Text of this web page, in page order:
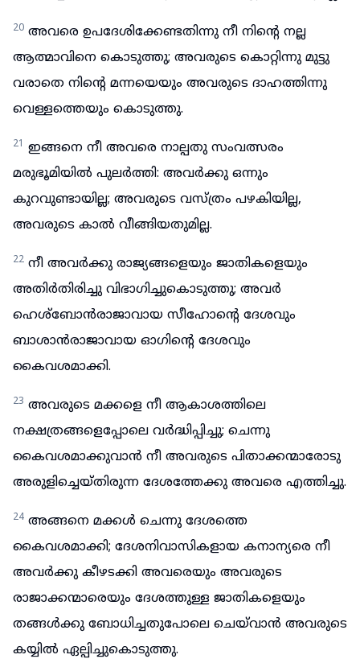
20 അവരെ ഉപദേശിക്കേണ്ടതിന്നു നീ നിന്റെ നല്ല
ആത്മാവിനെ കൊടുത്തു; അവരുടെ കൊറ്റിന്നു മുട്ടു
വരാതെ നിന്റെ മന്നയെയും അവരുടെ ദാഹത്തിന്നു
വെള്ളത്തെയും കൊടുത്തു.
21 ഇങ്ങനെ നീ അവരെ നാല്പതു സംവത്സരം
മരുഭൂമിയിൽ പുലർത്തി: അവർക്കു ഒന്നും
കുറവുണ്ടായില്ല; അവരുടെ വസ്ത്രം പഴകിയില്ല,
അവരുടെ കാൽ വീങ്ങിയതുമില്ല.
22 നീ അവർക്കു രാജ്യങ്ങളെയും ജാതികളെയും
അതിർതിരിച്ചു വിഭാഗിച്ചുകൊടുത്തു; അവർ
ഹെശ്ബോൻരാജാവായ സീഹോന്റെ ദേശവും
ബാശാൻരാജാവായ ഓഗിന്റെ ദേശവും
കൈവശമാക്കി.
23 അവരുടെ മക്കളെ നീ ആകാശത്തിലെ
നക്ഷത്രങ്ങളെപ്പോലെ വർദ്ധിപ്പിച്ചു; ചെന്നു
കൈവശമാക്കുവാൻ നീ അവരുടെ പിതാക്കന്മാരോടു
അരുളിച്ചെയ്തിരുന്ന ദേശത്തേക്കു അവരെ എത്തിച്ചു.
24 അങ്ങനെ മക്കൾ ചെന്നു ദേശത്തെ
കൈവശമാക്കി; ദേശനിവാസികളായ കനാന്യരെ നീ
അവർക്കു കീഴടക്കി അവരെയും അവരുടെ
രാജാക്കന്മാരെയും ദേശത്തുള്ള ജാതികളെയും
തങ്ങൾക്കു ബോധിച്ചതുപോലെ ചെയ്‌വാൻ അവരുടെ
കയ്യിൽ ഏല്പിച്ചുകൊടുത്തു.